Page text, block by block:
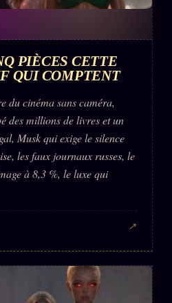
PIÈCES CETTE
QUI COMPTENT
du cinéma sans caméra,
des millions de livres et un
Musk qui exige le silence
les faux journaux russes, le
à 8,3 %, le luxe qui
↗